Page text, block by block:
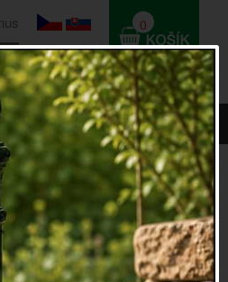
0
0 Kč
hortenzie